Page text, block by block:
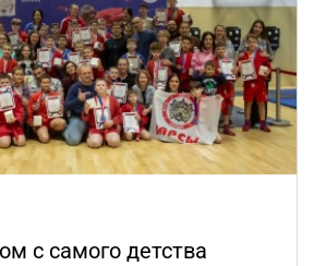
с самого детства